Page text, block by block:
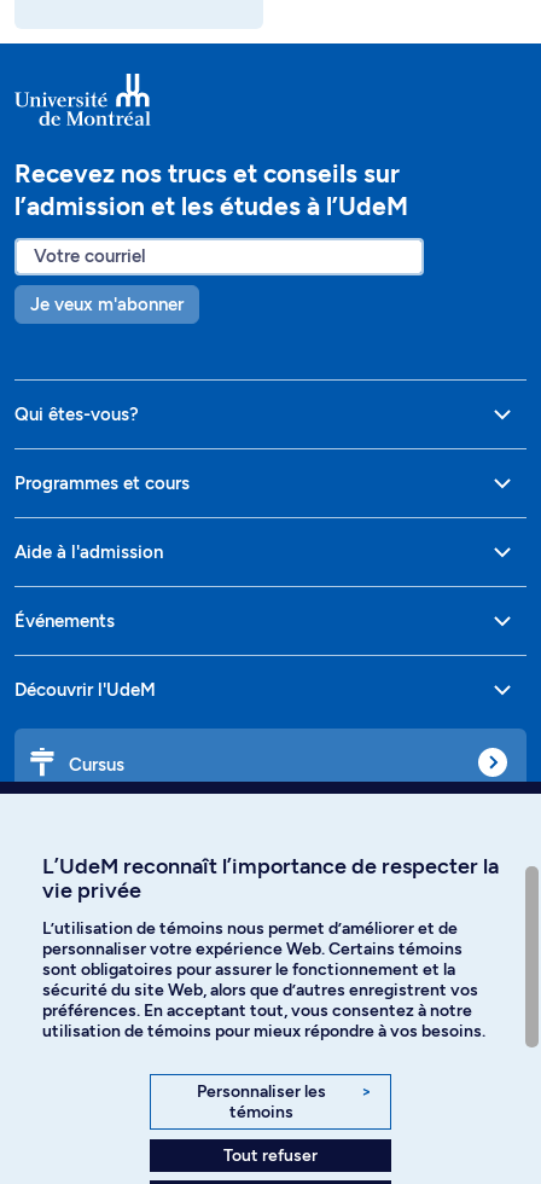
Recevez nos trucs et conseils sur
l’admission et les études à l’UdeM
Je veux m'abonner
Qui êtes-vous?
Programmes et cours
Aide à l'admission
Événements
Découvrir l'UdeM
Cursus
Langues
Facebook Instagram
YouTube
L’UdeM reconnaît l’importance de respecter la
vie privée
L’utilisation de témoins nous permet d’améliorer et de
personnaliser votre expérience Web. Certains témoins
sont obligatoires pour assurer le fonctionnement et la
sécurité du site Web, alors que d’autres enregistrent vos
préférences. En acceptant tout, vous consentez à notre
utilisation de témoins pour mieux répondre à vos besoins.
Personnaliser les
témoins
>
Tout refuser